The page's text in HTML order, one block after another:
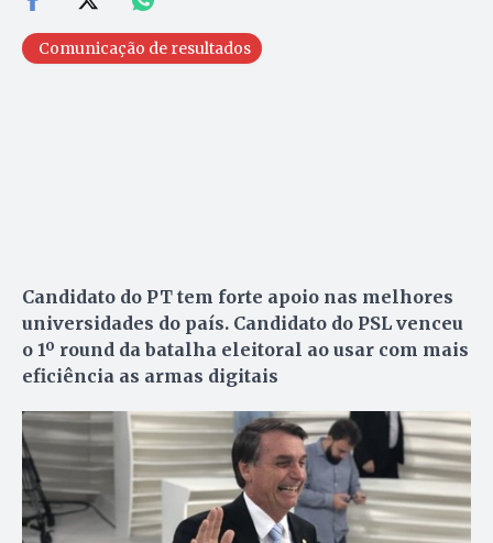
Comunicação de resultados
Candidato do PT tem forte apoio nas melhores
universidades do país. Candidato do PSL venceu
o 1º round da batalha eleitoral ao usar com mais
eficiência as armas digitais